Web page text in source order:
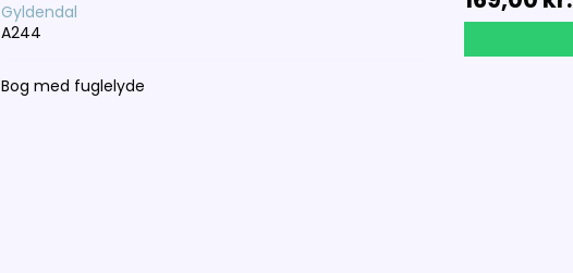
Gyldendal
A244
Bog med fuglelyde